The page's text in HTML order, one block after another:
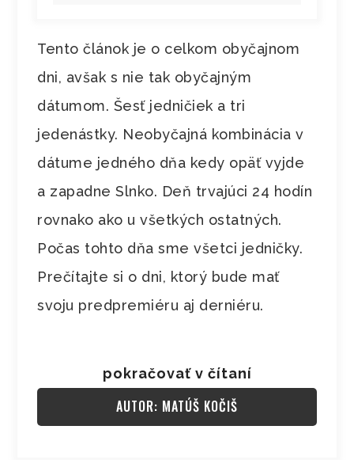
Tento článok je o celkom obyčajnom
dni, avšak s nie tak obyčajným
dátumom. Šesť jedničiek a tri
jedenástky. Neobyčajná kombinácia v
dátume jedného dňa kedy opäť vyjde
a zapadne Slnko. Deň trvajúci 24 hodín
rovnako ako u všetkých ostatných.
Počas tohto dňa sme všetci jedničky.
Prečítajte si o dni, ktorý bude mať
svoju predpremiéru aj derniéru.
pokračovať v čítaní
AUTOR: MATÚŠ KOČIŠ